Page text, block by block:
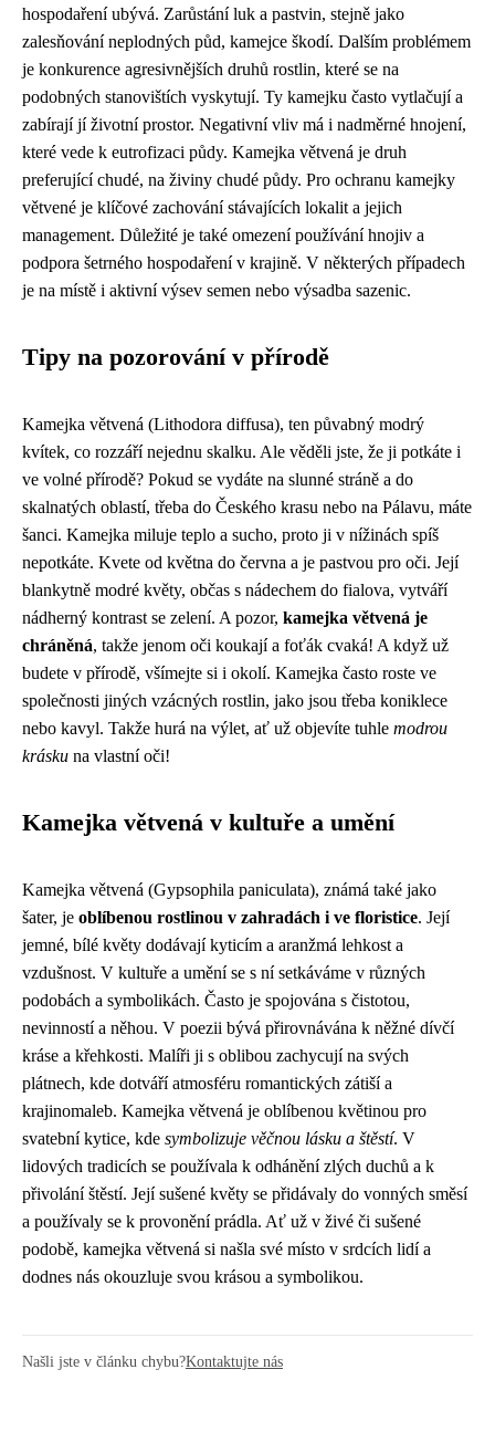
hospodaření ubývá. Zarůstání luk a pastvin, stejně jako
zalesňování neplodných půd, kamejce škodí. Dalším problémem
je konkurence agresivnějších druhů rostlin, které se na
podobných stanovištích vyskytují. Ty kamejku často vytlačují a
zabírají jí životní prostor. Negativní vliv má i nadměrné hnojení,
které vede k eutrofizaci půdy. Kamejka větvená je druh
preferující chudé, na živiny chudé půdy. Pro ochranu kamejky
větvené je klíčové zachování stávajících lokalit a jejich
management. Důležité je také omezení používání hnojiv a
podpora šetrného hospodaření v krajině. V některých případech
je na místě i aktivní výsev semen nebo výsadba sazenic.
Tipy na pozorování v přírodě
Kamejka větvená (Lithodora diffusa), ten půvabný modrý
kvítek, co rozzáří nejednu skalku. Ale věděli jste, že ji potkáte i
ve volné přírodě? Pokud se vydáte na slunné stráně a do
skalnatých oblastí, třeba do Českého krasu nebo na Pálavu, máte
šanci. Kamejka miluje teplo a sucho, proto ji v nížinách spíš
nepotkáte. Kvete od května do června a je pastvou pro oči. Její
blankytně modré květy, občas s nádechem do fialova, vytváří
nádherný kontrast se zelení. A pozor, kamejka větvená je
chráněná, takže jenom oči koukají a foťák cvaká! A když už
budete v přírodě, všímejte si i okolí. Kamejka často roste ve
společnosti jiných vzácných rostlin, jako jsou třeba koniklece
nebo kavyl. Takže hurá na výlet, ať už objevíte tuhle modrou
krásku na vlastní oči!
Kamejka větvená v kultuře a umění
Kamejka větvená (Gypsophila paniculata), známá také jako
šater, je oblíbenou rostlinou v zahradách i ve floristice. Její
jemné, bílé květy dodávají kyticím a aranžmá lehkost a
vzdušnost. V kultuře a umění se s ní setkáváme v různých
podobách a symbolikách. Často je spojována s čistotou,
nevinností a něhou. V poezii bývá přirovnávána k něžné dívčí
kráse a křehkosti. Malíři ji s oblibou zachycují na svých
plátnech, kde dotváří atmosféru romantických zátiší a
krajinomaleb. Kamejka větvená je oblíbenou květinou pro
svatební kytice, kde symbolizuje věčnou lásku a štěstí. V
lidových tradicích se používala k odhánění zlých duchů a k
přivolání štěstí. Její sušené květy se přidávaly do vonných směsí
a používaly se k provonění prádla. Ať už v živé či sušené
podobě, kamejka větvená si našla své místo v srdcích lidí a
dodnes nás okouzluje svou krásou a symbolikou.
Našli jste v článku chybu?Kontaktujte nás